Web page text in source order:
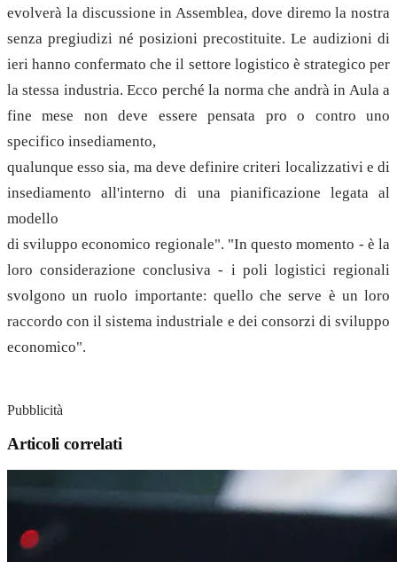
evolverà la discussione in Assemblea, dove diremo la nostra
senza pregiudizi né posizioni precostituite. Le audizioni di
ieri hanno confermato che il settore logistico è strategico per
la stessa industria. Ecco perché la norma che andrà in Aula a
fine mese non deve essere pensata pro o contro uno
specifico insediamento,
qualunque esso sia, ma deve definire criteri localizzativi e di
insediamento all'interno di una pianificazione legata al
modello
di sviluppo economico regionale". "In questo momento - è la
loro considerazione conclusiva - i poli logistici regionali
svolgono un ruolo importante: quello che serve è un loro
raccordo con il sistema industriale e dei consorzi di sviluppo
economico".
Pubblicità
Articoli correlati